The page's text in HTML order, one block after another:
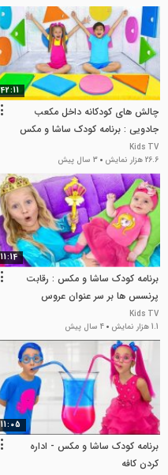
42:11
چالش های کودکانه داخل مکعب
جادویی : برنامه کودک ساشا و مکس
Kids TV
26.6 هزار نمایش
3 سال پیش
11:14
برنامه کودک ساشا و مکس : رقابت
پرنسس ها بر سر عنوان عروس
Kids TV
1.1 هزار نمایش
4 سال پیش
11:05
برنامه کودک ساشا و مکس - اداره
کردن کافه